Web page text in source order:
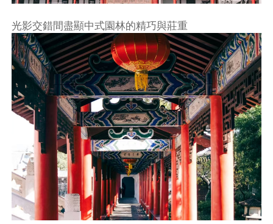
光影交錯間盡顯中式園林的精巧與莊重